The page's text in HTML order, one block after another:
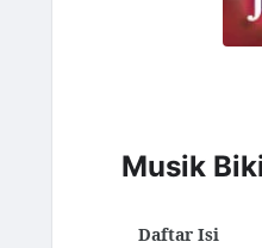
Musik
Daftar Isi